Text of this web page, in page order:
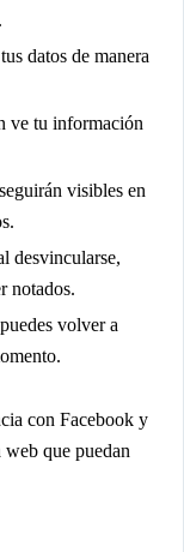
datos de manera
ve tu información
visibles en
desvincularse,
notados.
volver a
con Facebook y
que puedan